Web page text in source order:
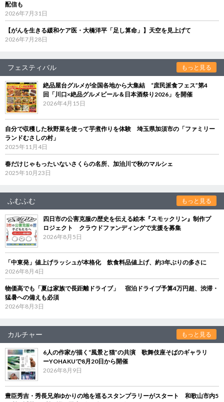
配信も
2026年7月31日
【がんを生きる緩和ケア医・大橋洋平「足し算命」】天空を見上げて
2026年7月28日
フェスティバル もっと見る
絶品屋台グルメが全国各地から大集結 “庶民派食フェス”第4
回「川口×絶品グルメビール＆日本酒祭り2026」を開催
2026年4月15日
自分で収穫した秋野菜を使って芋煮作りを体験 埼玉県加須市の「ファミリー
ランドむさしの村」
2025年11月4日
春だけじゃもったいないさくらの名所、加治川で秋のマルシェ
2025年10月23日
ふむふむ もっと見る
四日市の公害克服の歴史を伝える絵本『スモックリン』制作プ
ロジェクト クラウドファンディングで支援を募集
2026年8月5日
「中東発」値上げラッシュが本格化 飲食料品値上げ、約3年ぶりの多さに
2026年8月4日
物価高でも「夏は家族で長距離ドライブ」 宿泊ドライブ予算4万円超、渋滞・
猛暑への備えも必須
2026年8月3日
カルチャー もっと見る
6人の作家が描く“風景と猫”の共演 歌舞伎座そばのギャラリ
ーYOHAKUで8月20日から開催
2026年8月9日
豊臣秀吉・秀長兄弟ゆかりの地を巡るスタンプラリーがスタート 和歌山市内5